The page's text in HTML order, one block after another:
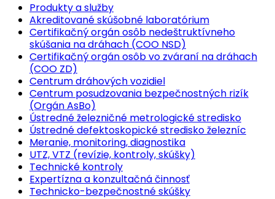
Produkty a služby
Akreditované skúšobné laboratórium
Certifikačný orgán osôb nedeštruktívneho
skúšania na dráhach (COO NSD)
Certifikačný orgán osôb vo zváraní na dráhach
(COO ZD)
Centrum dráhových vozidiel
Centrum posudzovania bezpečnostných rizík
(Orgán AsBo)
Ústredné železničné metrologické stredisko
Ústredné defektoskopické stredisko železníc
Meranie, monitoring, diagnostika
UTZ, VTZ (revízie, kontroly, skúšky)
Technické kontroly
Expertízna a konzultačná činnosť
Technicko-bezpečnostné skúšky